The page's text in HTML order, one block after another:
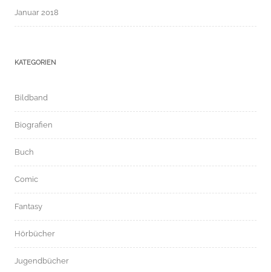
Januar 2018
KATEGORIEN
Bildband
Biografien
Buch
Comic
Fantasy
Hörbücher
Jugendbücher